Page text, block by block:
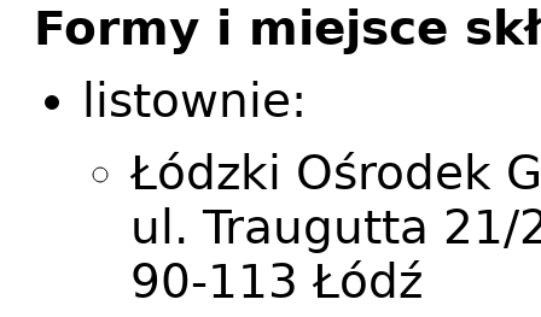
Formy i miejsce
listownie:
Łódzki Ośrodek
ul. Traugutta 21/
90-113 Łódź